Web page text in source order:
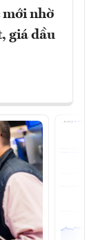
nhờ
giá dầu